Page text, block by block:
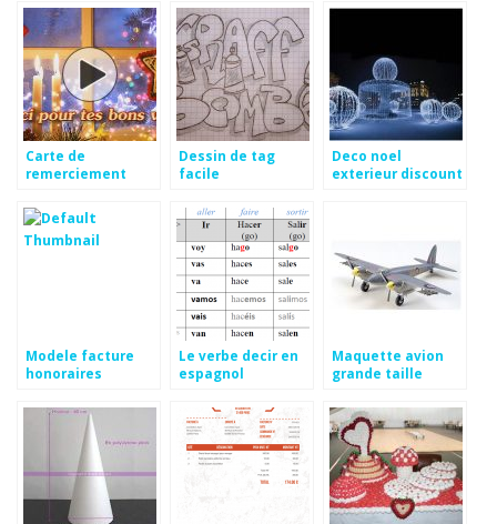
Carte de
remerciement
Dessin de tag
facile
Deco noel
exterieur discount
Modele facture
honoraires
Le verbe decir en
espagnol
Maquette avion
grande taille